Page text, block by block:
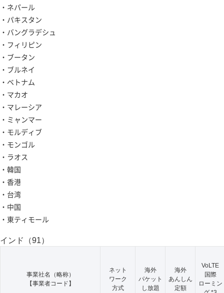
・ネパール
・パキスタン
・バングラデシュ
・フィリピン
・ブータン
・ブルネイ
・ベトナム
・マカオ
・マレーシア
・ミャンマー
・モルディブ
・モンゴル
・ラオス
・韓国
・香港
・台湾
・中国
・東ティモール